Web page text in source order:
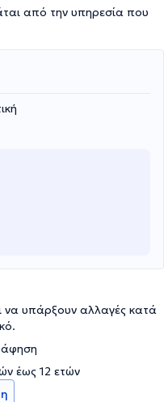
από την υπηρεσία που
να υπάρξουν αλλαγές κατά
έως 12 ετών